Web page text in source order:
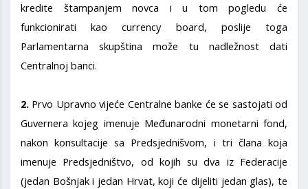
kredite štampanjem novca i u tom pogledu će
funkcionirati kao currency board, poslije toga
Parlamentarna skupština može tu nadležnost dati
Centralnoj banci.
2. Prvo Upravno vijeće Centralne banke će se sastojati od
Guvernera kojeg imenuje Međunarodni monetarni fond,
nakon konsultacije sa Predsjednišvom, i tri člana koja
imenuje Predsjedništvo, od kojih su dva iz Federacije
(jedan Bošnjak i jedan Hrvat, koji će dijeliti jedan glas), te